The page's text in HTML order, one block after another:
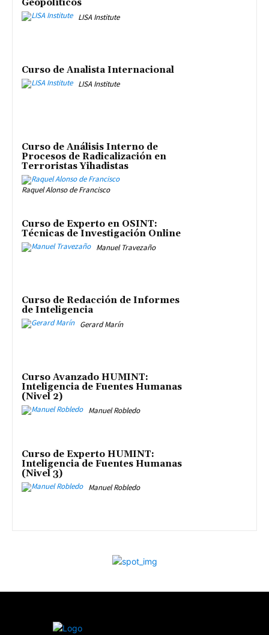
Geopolíticos
LISA Institute
Curso de Analista Internacional
LISA Institute
Curso de Análisis Interno de
Procesos de Radicalización en
Terroristas Yihadistas
Raquel Alonso de Francisco
Curso de Experto en OSINT:
Técnicas de Investigación Online
Manuel Travezaño
Curso de Redacción de Informes
de Inteligencia
Gerard Marín
Curso Avanzado HUMINT:
Inteligencia de Fuentes Humanas
(Nivel 2)
Manuel Robledo
Curso de Experto HUMINT:
Inteligencia de Fuentes Humanas
(Nivel 3)
Manuel Robledo